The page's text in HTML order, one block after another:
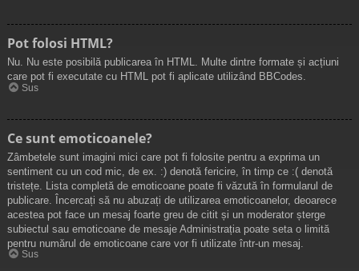
Pot folosi HTML?
Nu. Nu este posibilă publicarea în HTML. Multe dintre formate și acțiuni
care pot fi executate cu HTML pot fi aplicate utilizând BBCodes.
Sus
Ce sunt emoticoanele?
Zâmbetele sunt imagini mici care pot fi folosite pentru a exprima un
sentiment cu un cod mic, de ex. :) denotă fericire, în timp ce :( denotă
tristețe. Lista completă de emoticoane poate fi văzută în formularul de
publicare. Încercați să nu abuzați de utilizarea emoticoanelor, deoarece
acestea pot face un mesaj foarte greu de citit și un moderator șterge
subiectul sau emoticoane de mesaje Administrația poate seta o limită
pentru numărul de emoticoane care vor fi utilizate într-un mesaj.
Sus